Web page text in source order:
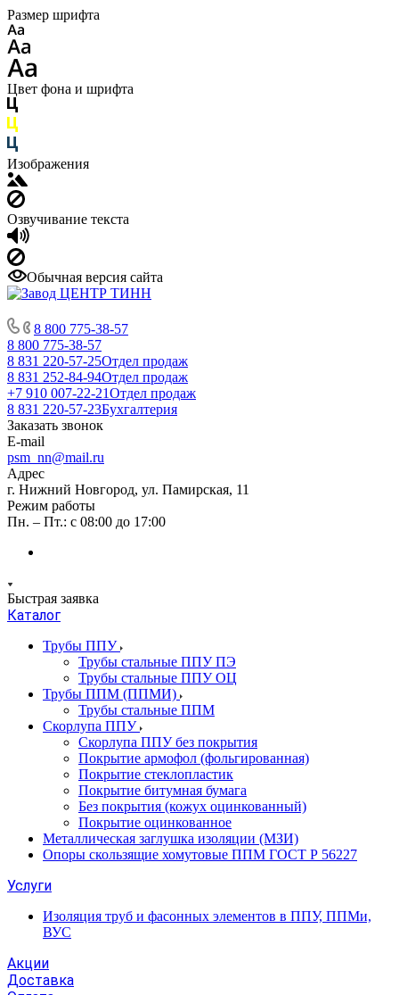
Размер шрифта
Цвет фона и шрифта
Изображения
Озвучивание текста
Обычная версия сайта
8 800 775-38-57
8 800 775-38-57
8 831 220-57-25Отдел продаж
8 831 252-84-94Отдел продаж
+7 910 007-22-21Отдел продаж
8 831 220-57-23Бухгалтерия
Заказать звонок
E-mail
psm_nn@mail.ru
Адрес
г. Нижний Новгород, ул. Памирская, 11
Режим работы
Пн. – Пт.: с 08:00 до 17:00
Быстрая заявка
Каталог
Трубы ППУ
Трубы стальные ППУ ПЭ
Трубы стальные ППУ ОЦ
Трубы ППМ (ППМИ)
Трубы стальные ППМ
Скорлупа ППУ
Скорлупа ППУ без покрытия
Покрытие армофол (фольгированная)
Покрытие стеклопластик
Покрытие битумная бумага
Без покрытия (кожух оцинкованный)
Покрытие оцинкованное
Металлическая заглушка изоляции (МЗИ)
Опоры скользящие хомутовые ППМ ГОСТ Р 56227
Услуги
Изоляция труб и фасонных элементов в ППУ, ППМи,
ВУС
Акции
Доставка